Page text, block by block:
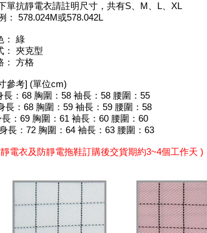
單抗靜電衣請註明尺寸，共有S、M、L、XL
578.024M或578.042L
： 綠
： 夾克型
： 方格
參考] (單位cm)
長：68 胸圍：58 袖長：58 腰圍：55
長：68 胸圍：59 袖長：59 腰圍：58
長：69 胸圍：61 袖長：60 腰圍：60
長：72 胸圍：64 袖長：63 腰圍：63
電衣及防靜電拖鞋訂購後交貨期約3~4個工作天 )